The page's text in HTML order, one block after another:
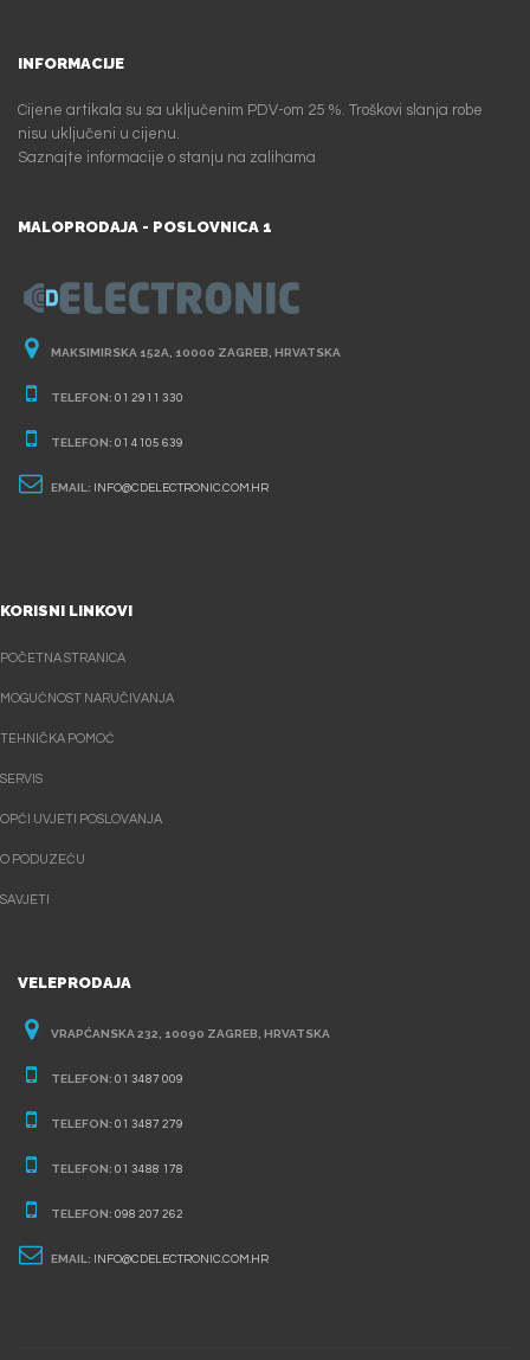
INFORMACIJE
Cijene artikala su sa uključenim PDV-om 25 %. Troškovi slanja robe
nisu uključeni u cijenu.
Saznajte informacije o stanju na zalihama
MALOPRODAJA - POSLOVNICA 1
MAKSIMIRSKA 152A, 10000 ZAGREB, HRVATSKA
TELEFON: 01 2911 330
TELEFON: 01 4105 639
EMAIL: INFO@CDELECTRONIC.COM.HR
KORISNI LINKOVI
POČETNA STRANICA
MOGUĆNOST NARUČIVANJA
TEHNIČKA POMOĆ
SERVIS
OPĆI UVJETI POSLOVANJA
O PODUZEĆU
SAVJETI
VELEPRODAJA
VRAPĆANSKA 232, 10090 ZAGREB, HRVATSKA
TELEFON: 01 3487 009
TELEFON: 01 3487 279
TELEFON: 01 3488 178
TELEFON: 098 207 262
EMAIL: INFO@CDELECTRONIC.COM.HR